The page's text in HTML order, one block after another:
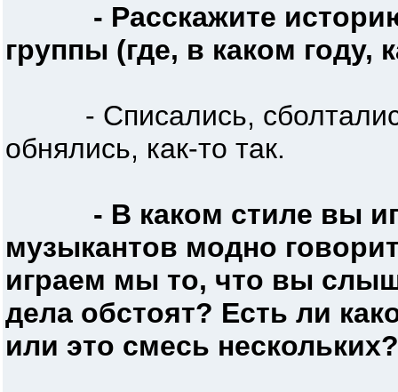
- Расскажите
группы (где, в каком году,
- Списались,
обнялись, как-то так.
- В каком стиле вы
музыкантов модно
играем мы то, что вы
дела обстоят? Есть ли
или это смесь нескольких?